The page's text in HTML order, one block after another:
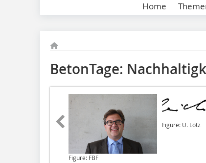
Home
BetonTage:
Figure: FBF
Figure: U. Lotz